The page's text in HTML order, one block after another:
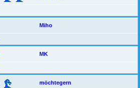
Miho
MK
möchtegern